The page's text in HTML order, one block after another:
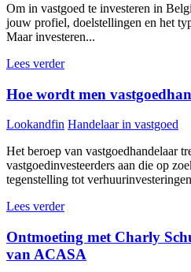
Om in vastgoed te investeren in
jouw profiel, doelstellingen en het
Maar investeren...
Lees verder
Hoe wordt men
Lookandfin Handelaar in vastgoed
Het beroep van vastgoedhandelaar
vastgoedinvesteerders aan die op
tegenstelling tot
Lees verder
Ontmoeting met Charly
van ACASA